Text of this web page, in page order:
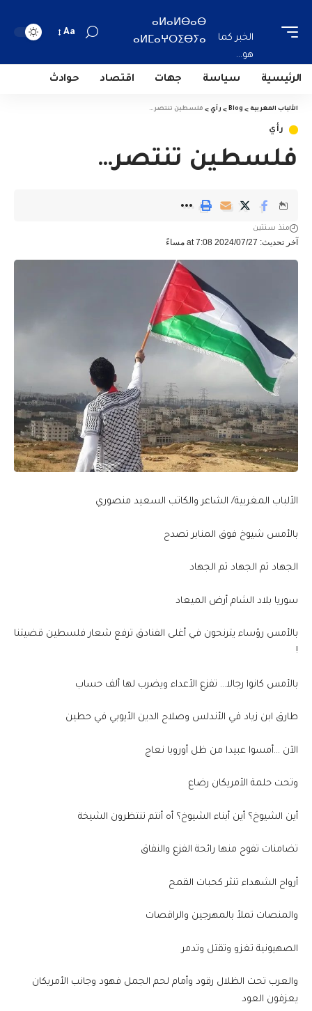
الخبر كما
هو...
ⴰⵍⴰⵍⴱⴰⴱ
ⴰⵍⵎⴰⵖⵔⵉⴱⵢⴰ
Aa
الرئيسية سياسة جهات اقتصاد حوادث
الألباب المغربية >
Blog
> رأي > فلسطين تنتصر…
رأي
فلسطين تنتصر…
آخر تحديث: 2024/07/27 at 7:08 مساءً
منذ سنتين
الألباب المغربية/ الشاعر والكاتب السعيد منصوري
بالأمس شيوخ فوق المنابر تصدح
الجهاد ثم الجهاد ثم الجهاد
سوريا بلاد الشام أرض الميعاد
بالأمس رؤساء يترنحون في أغلى الفنادق ترفع شعار فلسطين قضيتنا
!
بالأمس كانوا رجالا… تفزع الأعداء ويضرب لها ألف حساب
طارق ابن زياد في الأندلس وصلاح الدين الأيوبي في حطين
الآن …أمسوا عبيدا من ظل أوروبا نعاج
وتحت حلمة الأمريكان رضاع
أين الشيوخ؟ أين أبناء الشيوخ؟ أه أنتم تنتظرون الشيخة
تضامنات تفوح منها رائحة الفزع والنفاق
أرواح الشهداء تنثر كحبات القمح
والمنصات تملأ بالمهرجين والراقصات
الصهيونية تغزو وتقتل وتدمر
والعرب تحت الظلال رقود وأمام لحم الجمل فهود وجانب الأمريكان
يعزفون العود